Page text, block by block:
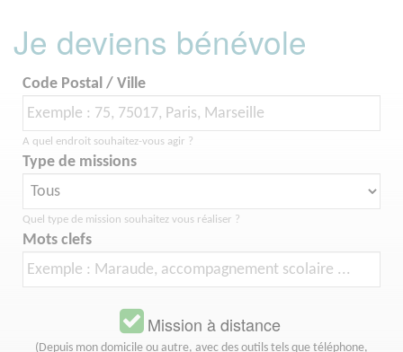
Je deviens bénévole
Code Postal / Ville
A quel endroit souhaitez-vous agir ?
Type de missions
Quel type de mission souhaitez vous réaliser ?
Mots clefs
Mission à distance
(Depuis mon domicile ou autre, avec des outils tels que téléphone,